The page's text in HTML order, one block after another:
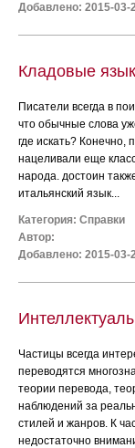
Добавлено: 2015-03-
Кладовые
Писатели всегда в
что обычные слова
где искать? Конечно,
нацеливали еще
народа. достоин
итальянский язык...
Категория: Справки
Автор:
Добавлено: 2015-03-
Частицы всегда
переводятся
теории перевода,
наблюдений за
стилей и жанров. К
недостаточно